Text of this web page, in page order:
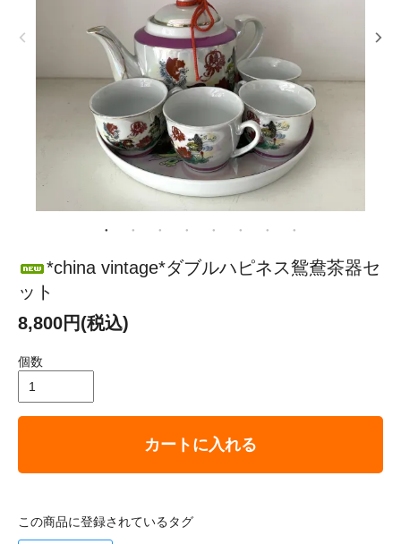
*china vintage*ダブルハピネス鴛鴦茶器セ
ット
8,800円(税込)
個数
カートに入れる
この商品に登録されているタグ